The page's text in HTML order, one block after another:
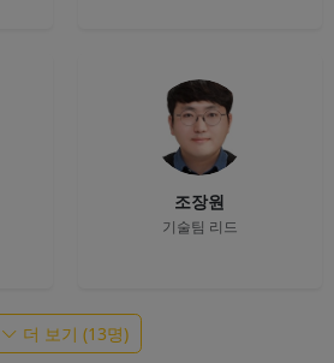
조장원
기술팀 리드
더 보기 (13명)